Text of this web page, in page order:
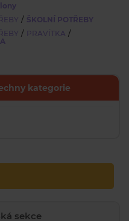
/ ŠKOLNÍ POTŘEBY
/ PRAVÍTKA /
kategorie
sekce